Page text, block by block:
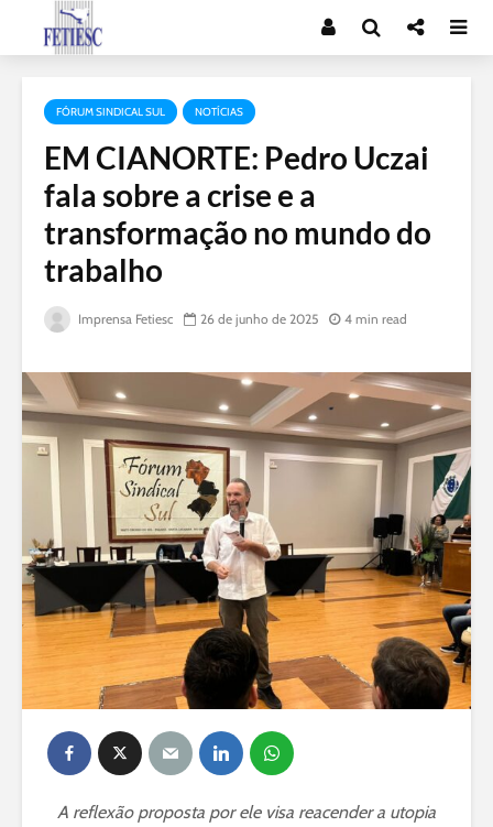
FÓRUM SINDICAL SUL NOTÍCIAS
EM CIANORTE: Pedro Uczai
fala sobre a crise e a
transformação no mundo do
trabalho
Imprensa Fetiesc 26 de junho de 2025 4 min read
A reflexão proposta por ele visa reacender a utopia